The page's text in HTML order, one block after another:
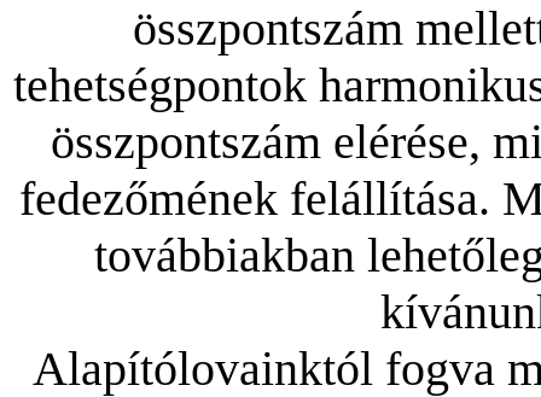
összpontszám
tehetségpontok
összpontszám elérése,
fedezőmének felállítása.
továbbiakban
Alapítólovainktól fogva